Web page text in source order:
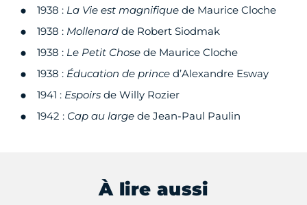
1938 : La Vie est magnifique de Maurice Cloche
1938 : Mollenard de Robert Siodmak
1938 : Le Petit Chose de Maurice Cloche
1938 : Éducation de prince d’Alexandre Esway
1941 : Espoirs de Willy Rozier
1942 : Cap au large de Jean-Paul Paulin
À lire aussi